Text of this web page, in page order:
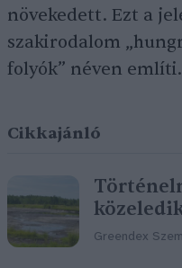
növekedett. Ezt a
szakirodalom
folyók” néven említi.
Cikkajánló
Greendex